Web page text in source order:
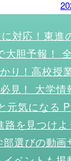
対応！東進
大胆予報！
り！高校授
見！ 大学情
元気になる
路を見つけ
部選びの動